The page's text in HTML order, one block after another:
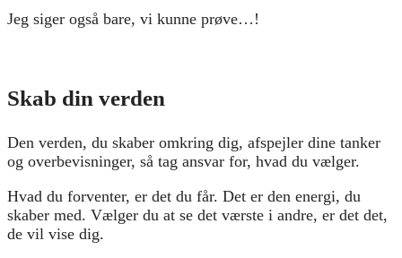
Jeg siger også bare, vi kunne prøve…!
Skab din verden
Den verden, du skaber omkring dig, afspejler dine tanker
og overbevisninger, så tag ansvar for, hvad du vælger.
Hvad du forventer, er det du får. Det er den energi, du
skaber med. Vælger du at se det værste i andre, er det det,
de vil vise dig.